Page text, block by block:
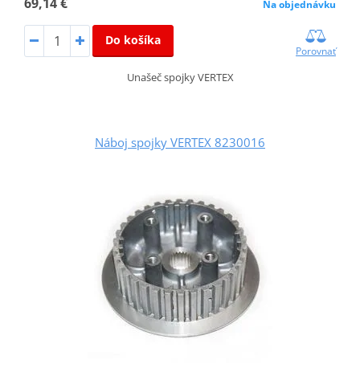
Na objednávku
Do košíka
Porovnať
Unašeč spojky VERTEX
Náboj spojky VERTEX 8230016